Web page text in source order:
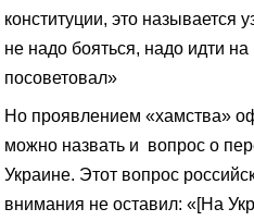
конституции, это называется
не надо бояться, надо идти
посоветовал»
Но проявлением «хамства»
можно назвать и вопрос о
Украине. Этот вопрос
внимания не оставил: «[На